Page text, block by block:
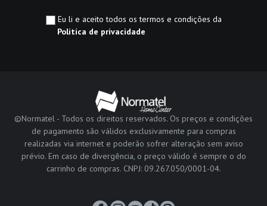
Eu li e aceito todos os termos e condições da
Política de privacidade
©Normatel - Todos os direitos reservados. Os preços e condições
de pagamento são válidos exclusivamente para compras
realizadas via internet e poderão sofrer alteração sem aviso
prévio. Em caso de divergência, o preço válido é sempre o do
carrinho de compras. CNPJ: 09.267.050/0001-04.